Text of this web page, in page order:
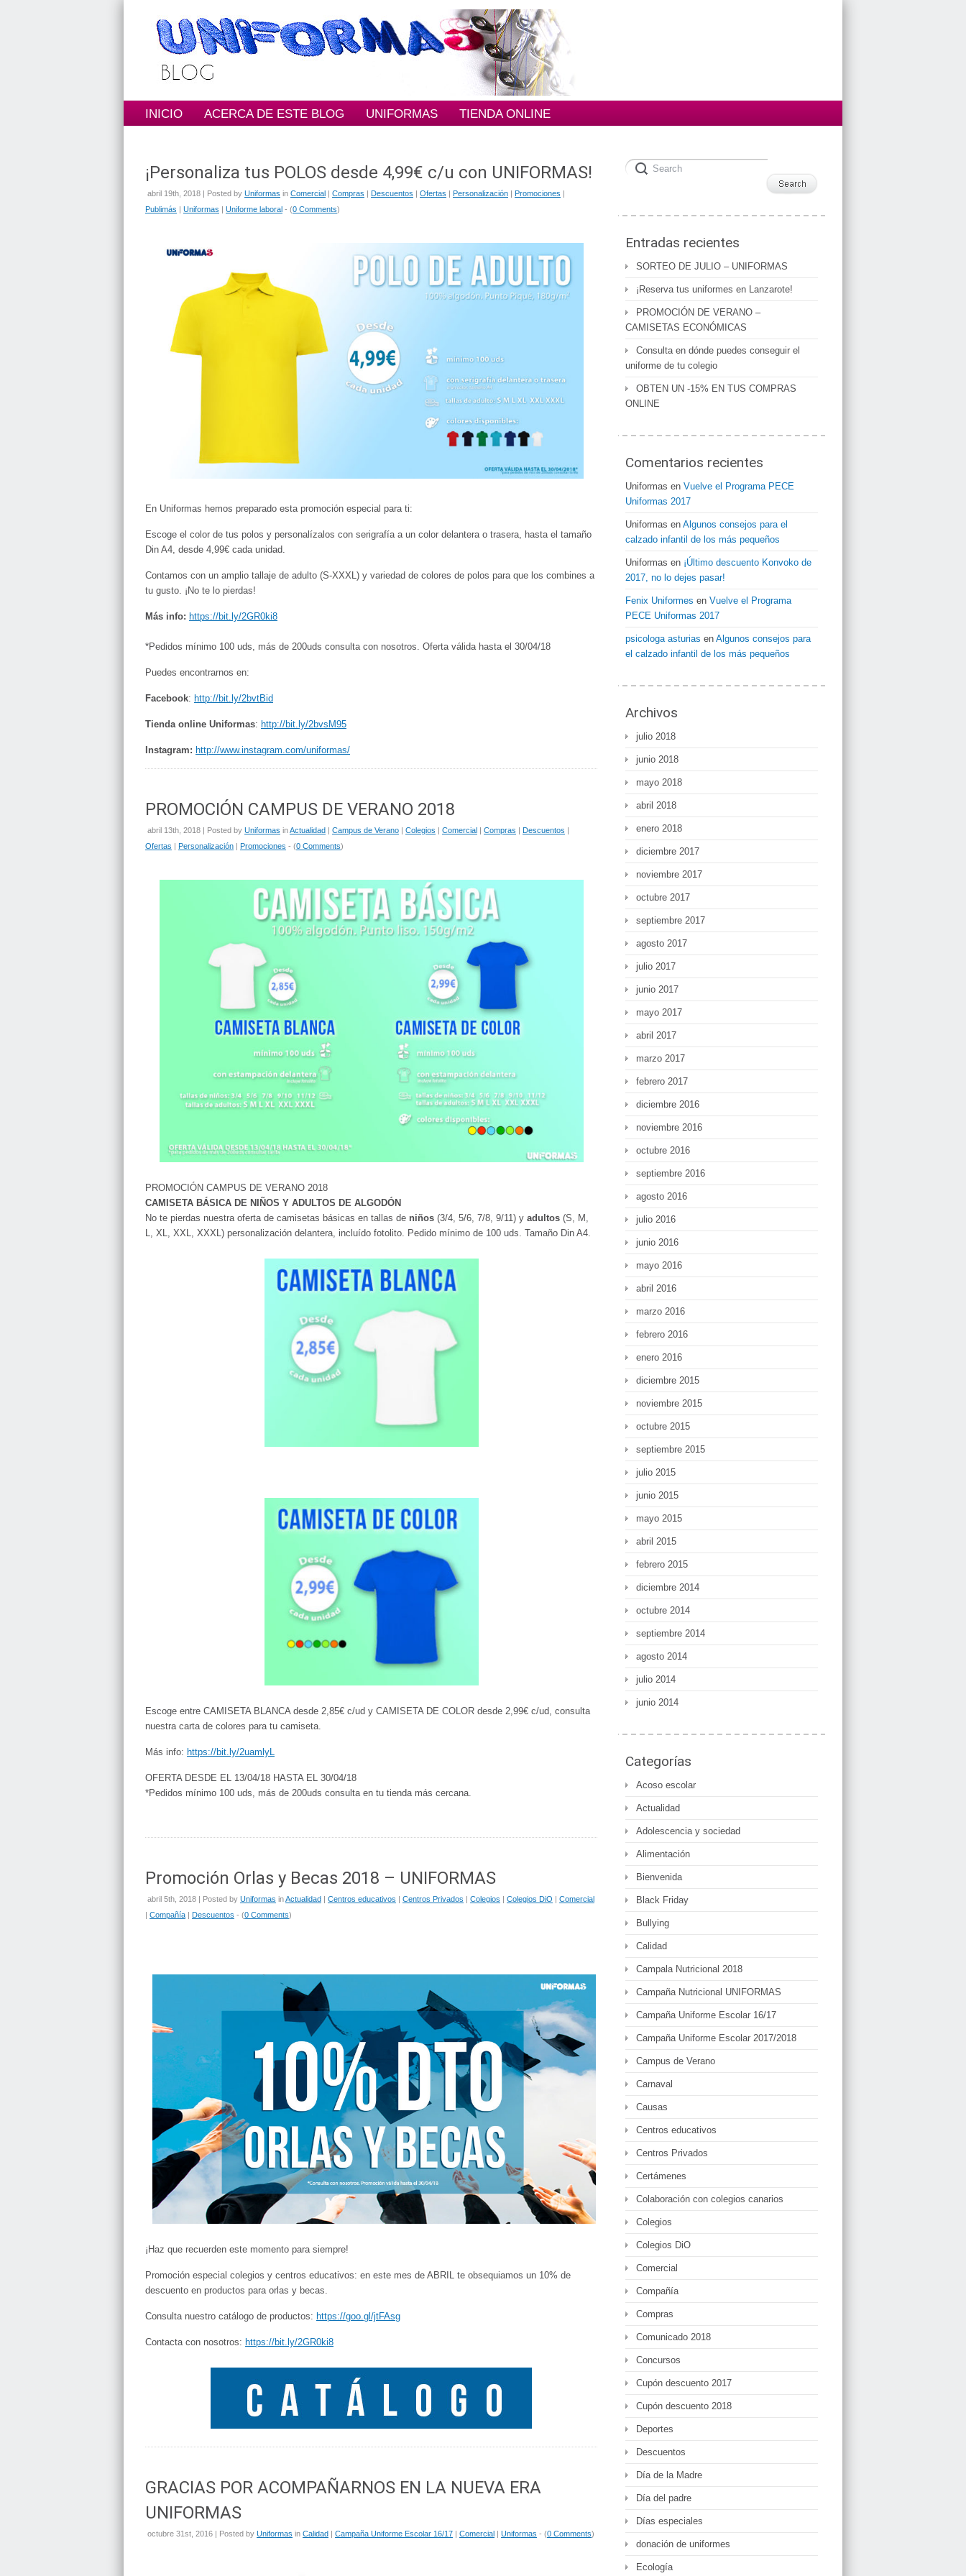
INICIO ACERCA DE ESTE BLOG UNIFORMAS TIENDA ONLINE
¡Personaliza tus POLOS desde 4,99€ c/u con UNIFORMAS!
abril 19th, 2018 | Posted by Uniformas in Comercial | Compras | Descuentos | Ofertas | Personalización | Promociones |
Publimás | Uniformas | Uniforme laboral - (0 Comments)
En Uniformas hemos preparado esta promoción especial para ti:
Escoge el color de tus polos y personalízalos con serigrafía a un color delantera o trasera, hasta el tamaño
Din A4, desde 4,99€ cada unidad.
Contamos con un amplio tallaje de adulto (S-XXXL) y variedad de colores de polos para que los combines a
tu gusto. ¡No te lo pierdas!
Más info: https://bit.ly/2GR0ki8
*Pedidos mínimo 100 uds, más de 200uds consulta con nosotros. Oferta válida hasta el 30/04/18
Puedes encontrarnos en:
Facebook: http://bit.ly/2bvtBid
Tienda online Uniformas: http://bit.ly/2bvsM95
Instagram: http://www.instagram.com/uniformas/
PROMOCIÓN CAMPUS DE VERANO 2018
abril 13th, 2018 | Posted by Uniformas inActualidad | Campus de Verano | Colegios | Comercial | Compras | Descuentos |
Ofertas | Personalización | Promociones - (0 Comments)
PROMOCIÓN CAMPUS DE VERANO 2018
CAMISETA BÁSICA DE NIÑOS Y ADULTOS DE ALGODÓN
No te pierdas nuestra oferta de camisetas básicas en tallas de niños (3/4, 5/6, 7/8, 9/11) y adultos (S, M,
L, XL, XXL, XXXL) personalización delantera, incluído fotolito. Pedido mínimo de 100 uds. Tamaño Din A4.
Escoge entre CAMISETA BLANCA desde 2,85€ c/ud y CAMISETA DE COLOR desde 2,99€ c/ud, consulta
nuestra carta de colores para tu camiseta.
Más info: https://bit.ly/2uamlyL
OFERTA DESDE EL 13/04/18 HASTA EL 30/04/18
*Pedidos mínimo 100 uds, más de 200uds consulta en tu tienda más cercana.
Promoción Orlas y Becas 2018 – UNIFORMAS
abril 5th, 2018 | Posted by Uniformas inActualidad | Centros educativos | Centros Privados | Colegios | Colegios DiO | Comercial
| Compañía | Descuentos - (0 Comments)
¡Haz que recuerden este momento para siempre!
Promoción especial colegios y centros educativos: en este mes de ABRIL te obsequiamos un 10% de
descuento en productos para orlas y becas.
Consulta nuestro catálogo de productos: https://goo.gl/jtFAsg
Contacta con nosotros: https://bit.ly/2GR0ki8
GRACIAS POR ACOMPAÑARNOS EN LA NUEVA ERA
UNIFORMAS
octubre 31st, 2016 | Posted by Uniformas in Calidad | Campaña Uniforme Escolar 16/17 | Comercial | Uniformas - (0 Comments)
Entradas recientes
SORTEO DE JULIO – UNIFORMAS
¡Reserva tus uniformes en Lanzarote!
PROMOCIÓN DE VERANO –
CAMISETAS ECONÓMICAS
Consulta en dónde puedes conseguir el
uniforme de tu colegio
OBTEN UN -15% EN TUS COMPRAS
ONLINE
Comentarios recientes
Uniformas en Vuelve el Programa PECE
Uniformas 2017
Uniformas en Algunos consejos para el
calzado infantil de los más pequeños
Uniformas en ¡Último descuento Konvoko de
2017, no lo dejes pasar!
Fenix Uniformes en Vuelve el Programa
PECE Uniformas 2017
psicologa asturias en Algunos consejos para
el calzado infantil de los más pequeños
Archivos
julio 2018
junio 2018
mayo 2018
abril 2018
enero 2018
diciembre 2017
noviembre 2017
octubre 2017
septiembre 2017
agosto 2017
julio 2017
junio 2017
mayo 2017
abril 2017
marzo 2017
febrero 2017
diciembre 2016
noviembre 2016
octubre 2016
septiembre 2016
agosto 2016
julio 2016
junio 2016
mayo 2016
abril 2016
marzo 2016
febrero 2016
enero 2016
diciembre 2015
noviembre 2015
octubre 2015
septiembre 2015
julio 2015
junio 2015
mayo 2015
abril 2015
febrero 2015
diciembre 2014
octubre 2014
septiembre 2014
agosto 2014
julio 2014
junio 2014
Categorías
Acoso escolar
Actualidad
Adolescencia y sociedad
Alimentación
Bienvenida
Black Friday
Bullying
Calidad
Campala Nutricional 2018
Campaña Nutricional UNIFORMAS
Campaña Uniforme Escolar 16/17
Campaña Uniforme Escolar 2017/2018
Campus de Verano
Carnaval
Causas
Centros educativos
Centros Privados
Certámenes
Colaboración con colegios canarios
Colegios
Colegios DiO
Comercial
Compañía
Compras
Comunicado 2018
Concursos
Cupón descuento 2017
Cupón descuento 2018
Deportes
Descuentos
Día de la Madre
Día del padre
Días especiales
donación de uniformes
Ecología